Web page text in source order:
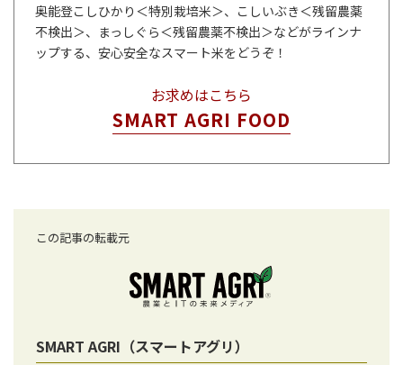
奥能登こしひかり＜特別栽培米＞、こしいぶき＜残留農薬
不検出＞、まっしぐら＜残留農薬不検出＞などがラインナ
ップする、安心安全なスマート米をどうぞ！
お求めはこちら
SMART AGRI FOOD
この記事の転載元
SMART AGRI（スマートアグリ）